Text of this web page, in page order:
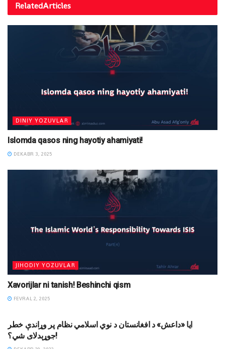
RelatedArticles
DINIY YOZUVLAR
Islomda qasos ning hayotiy ahamiyati!
DEKABR 3, 2025
JIHODIY YOZUVLAR
Xavorijlar ni tanish! Beshinchi qism
FEVRAL 2, 2025
ايا «داعش» د افغانستان د نوي اسلامي نظام پر وړاندې خطر
جوړېدلای شي؟!